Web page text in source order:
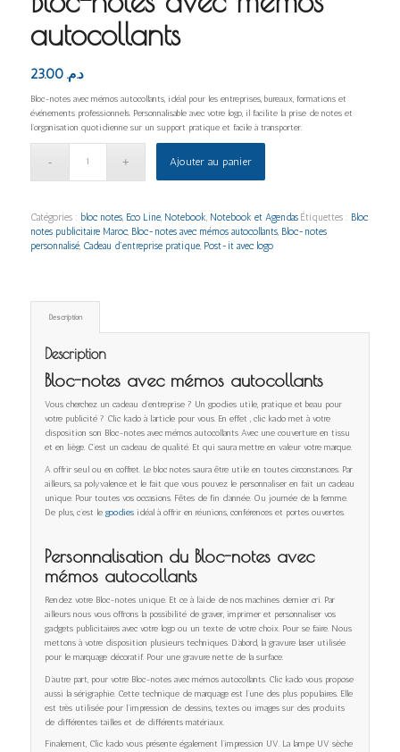
autocollants
د.م. 23.00
Bloc-notes avec mémos autocollants, idéal pour les entreprises, bureaux, formations et
événements professionnels. Personnalisable avec votre logo, il facilite la prise de notes et
l’organisation quotidienne sur un support pratique et facile à transporter.
Ajouter au panier
Catégories : bloc notes, Eco Line, Notebook, Notebook et Agendas Étiquettes : Bloc
notes publicitaire Maroc, Bloc-notes avec mémos autocollants, Bloc-notes
personnalisé, Cadeau d’entreprise pratique, Post-it avec logo
Description
Description
Bloc-notes avec mémos autocollants
Vous cherchez un cadeau d’entreprise ? Un goodies utile, pratique et beau pour
votre publicité ? Clic kado à l’article pour vous. En effet , clic kado met à votre
disposition son Bloc-notes avec mémos autocollants Avec une couverture en tissu
et en liège. C’est un cadeau de qualité. Et qui saura mettre en valeur votre marque.
A offrir seul ou en coffret. Le bloc notes saura être utile en toutes circonstances. Par
ailleurs, sa polyvalence et le fait que vous pouvez le personnaliser en fait un cadeau
unique. Pour toutes vos occasions. Fêtes de fin d’année. Ou journée de la femme.
De plus, c’est le goodiesidéal à offrir en réunions, conférences et portes ouvertes.
Personnalisation du Bloc-notes avec
mémos autocollants
Rendez votre Bloc-notes unique. Et ce à l’aide de nos machines dernier cri. Par
ailleurs nous vous offrons la possibilité de graver, imprimer et personnaliser vos
gadgets publicitaires avec votre logo ou un texte de votre choix. Pour se faire. Nous
mettons à votre disposition plusieurs techniques. D’abord, la gravure laser utilisée
pour le marquage décoratif. Pour une gravure nette de la surface.
D’autre part, pour votre Bloc-notes avec mémos autocollants. Clic kado vous propose
aussi la sérigraphie. Cette technique de marquage est l’une des plus populaires. Elle
est très utilisée pour l’impression de dessins, textes ou images sur des produits
de différentes tailles et de différents matériaux.
Finalement, Clic kado vous présente également l’impression UV. La lampe UV sèche